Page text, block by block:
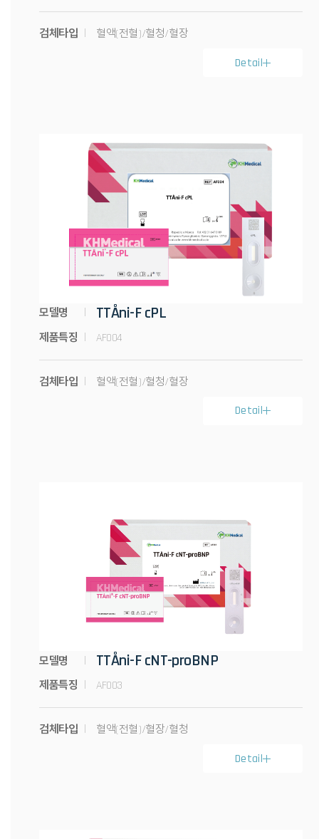
검체타입
혈액(전혈)/혈청/혈장
Detail
모델명 TTÅni-F cPL
제품특징 AF004
검체타입
혈액(전혈)/혈청/혈장
Detail
모델명 TTÅni-F cNT-proBNP
제품특징 AF003
검체타입
혈액(전혈)/혈장/혈청
Detail